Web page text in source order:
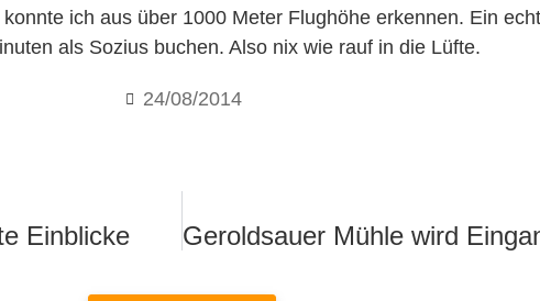
ich aus über 1000 Meter Flughöhe erkennen. Ein
als Sozius buchen. Also nix wie rauf in die Lüfte.
24/08/2014
Einblicke